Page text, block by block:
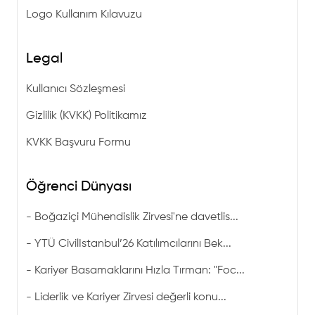
Logo Kullanım Kılavuzu
Legal
Kullanıcı Sözleşmesi
Gizlilik (KVKK) Politikamız
KVKK Başvuru Formu
Öğrenci Dünyası
- Boğaziçi Mühendislik Zirvesi'ne davetlis...
- YTÜ CivilIstanbul’26 Katılımcılarını Bek...
- Kariyer Basamaklarını Hızla Tırman: "Foc...
- Liderlik ve Kariyer Zirvesi değerli konu...